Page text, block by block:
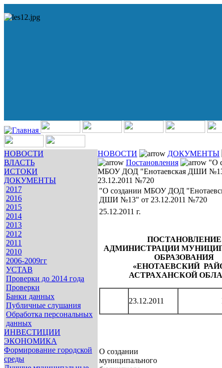
НОВОСТИ
ВЛАСТЬ
ИСТОКИ
ДОКУМЕНТЫ
2017
2016
2015
2014
2013
2012
2011
2010
2006-2009гг
УСТАВ
Проверки до 2014 года
Проверки
Банки данных
Публичные слушания
Обработка персональных
данных
ИНВЕСТИЦИИ
ЭКОНОМИКА
Формирование городской
среды
НОВОСТИ
ДОКУМЕНТЫ
Постановления
"О
МБОУ ДОД "Енотаевская ДШИ
23.12.2011 №720
"О создании МБОУ ДОД
ДШИ №13" от 23.12.2011 №720
25.12.2011 г.
ПОСТАНОВЛЕНИЕ
АДМИНИСТРАЦИИ
ОБРАЗОВАНИЯ
«ЕНОТАЕВСКИЙ
АСТРАХАНСКОЙ
23.12.2011
О создании
муниципального